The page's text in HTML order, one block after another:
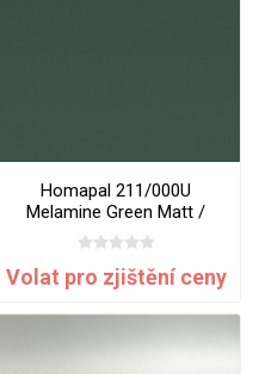
Homapal 211/000U
Melamine Green Matt /
Chalk 3050 x 1220 mm x 1
mm
Volat pro zjištění ceny